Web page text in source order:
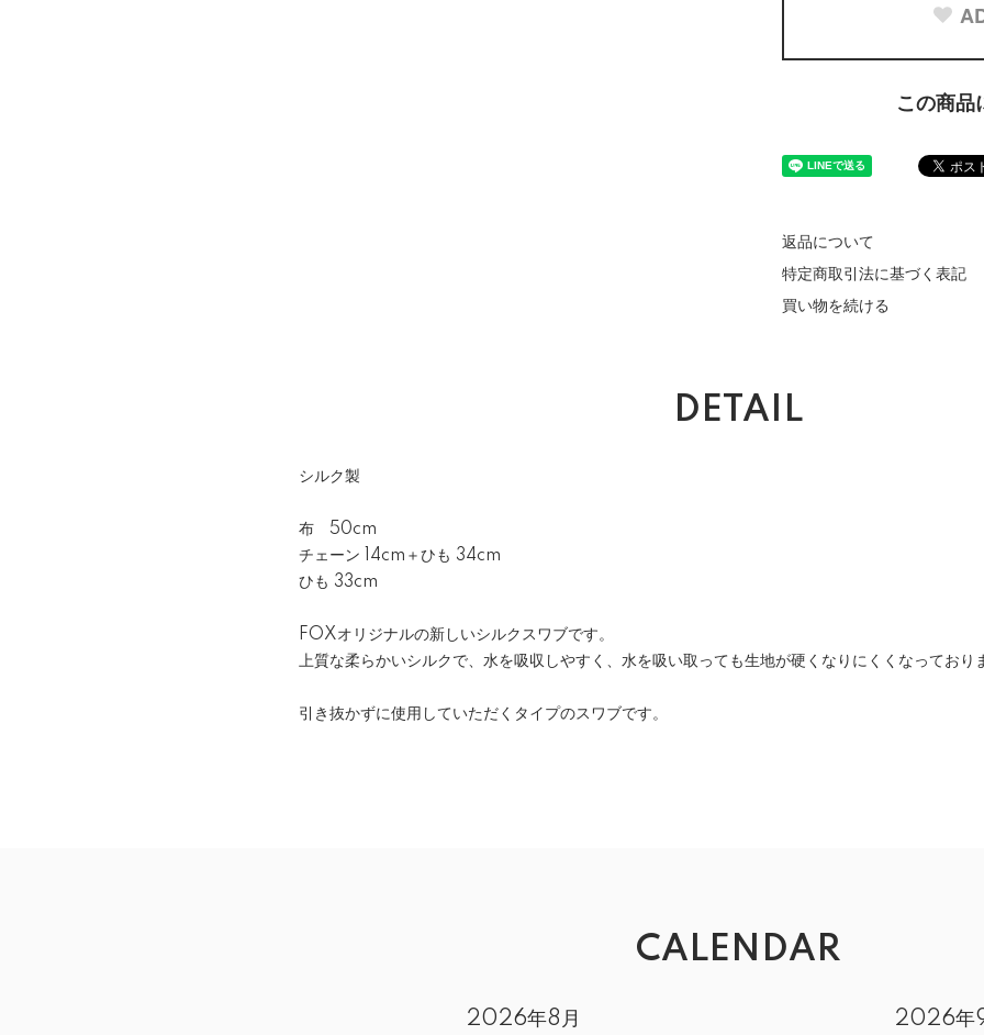
この商品
返品について
特定商取引法に基づく表記
買い物を続ける
DETAIL
シルク製
布 50cm
チェーン 14cm＋ひも 34cm
ひも 33cm
FOXオリジナルの新しいシルクスワブです。
上質な柔らかいシルクで、水を吸収しやすく、水を吸い取っても生地が硬くなりにくくなっており
引き抜かずに使用していただくタイプのスワブです。
CALENDAR
2026年8月 2026年